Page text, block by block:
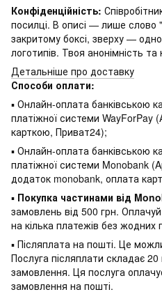
Конфіденційність:
посилці. В описі — лише
закритому боксі, зверху —
логотипів. Твоя анонімність
Детальніше про доставку
Способи оплати:
▪ Онлайн-оплата банківською
платіжної системи WayForPay
карткою, Приват24);
▪ Онлайн-оплата банківською
платіжної системи Monobank
додаток monobank, оплата
▪ Покупка частинами від
замовлень від 500 грн.
на кілька платежів без жодних
▪ Післяплата на пошті. Це
Послуга післяплати складає
замовлення. Ця послуга
замовлення на пошті.